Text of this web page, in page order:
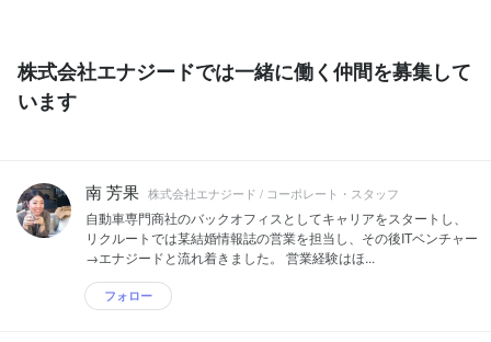
株式会社エナジードでは一緒に働く仲間を募集して
います
南 芳果 株式会社エナジード / コーポレート・スタッフ
自動車専門商社のバックオフィスとしてキャリアをスタートし、
リクルートでは某結婚情報誌の営業を担当し、その後ITベンチャー
→エナジードと流れ着きました。 営業経験はほ...
フォロー